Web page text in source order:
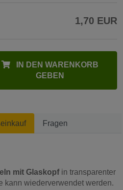
1,70 EUR
IN DEN WARENKORB
GEBEN
Fragen
mit Glaskopfin transparenter
kann wiederverwendet werden.